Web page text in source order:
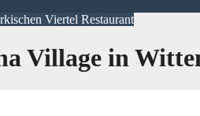
Viertel Restaurant
Village in